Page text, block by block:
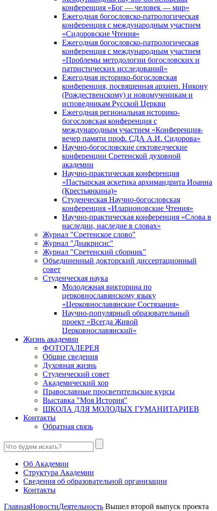
конференция «Бог — человек — мир»
Ежегодная богословско-патрологическая
конференция с международным участием
«Сидоровские Чтения»
Ежегодная богословско-патрологическая
конференция с международным участием
«Проблемы методологии богословских и
патристических исследований»
Ежегодная историко-богословская
конференция, посвященная архиеп. Никону
(Рождественскому) и новомученикам и
исповедникам Русской Церкви
Ежегодная региональная историко-
богословская конференция с
международным участием «Конференция-
вечер памяти проф. СДА А.И. Сидорова»
Научно-богословские сектоведческие
конференции Сретенской духовной
академии
Научно-практическая конференция
«Пастырская аскетика архимандрита Иоанна
(Крестьянкина)»
Студенческая Научно-богословская
конференция «Иларионовские Чтения»
Научно-практическая конференция «Cлова в
наследии, наследие в словах»
Журнал "Сретенское слово"
Журнал "Диакрисис"
Журнал "Сретенский сборник"
Объединенный докторский диссертационный
совет
Студенческая наука
Молодежная викторина по
церковнославянскому языку
«Церковнославянские Состязания»
Научно-популярный образовательный
проект «Всегда Живой
Церковнославянский»
Жизнь академии
ФОТОГАЛЕРЕЯ
Общие сведения
Духовная жизнь
Студенческий совет
Академический хор
Православные просветительские курсы
Выставка "Моя История"
ШКОЛА ДЛЯ МОЛОДЫХ ГУМАНИТАРИЕВ
Контакты
Обратная связь
Об Академии
Структура Академии
Сведения об образовательной организации
Контакты
ГлавнаяНовостиДеятельность Вышел второй выпуск проекта